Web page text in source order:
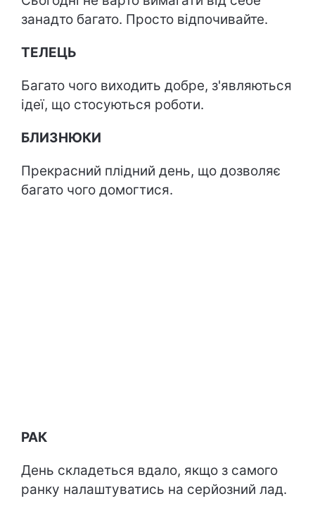
занадто багато. Просто відпочивайте.
ТЕЛЕЦЬ
Багато чого виходить добре, з'являються
ідеї, що стосуються роботи.
БЛИЗНЮКИ
Прекрасний плідний день, що дозволяє
багато чого домогтися.
РАК
День складеться вдало, якщо з самого
ранку налаштуватись на серйозний лад.